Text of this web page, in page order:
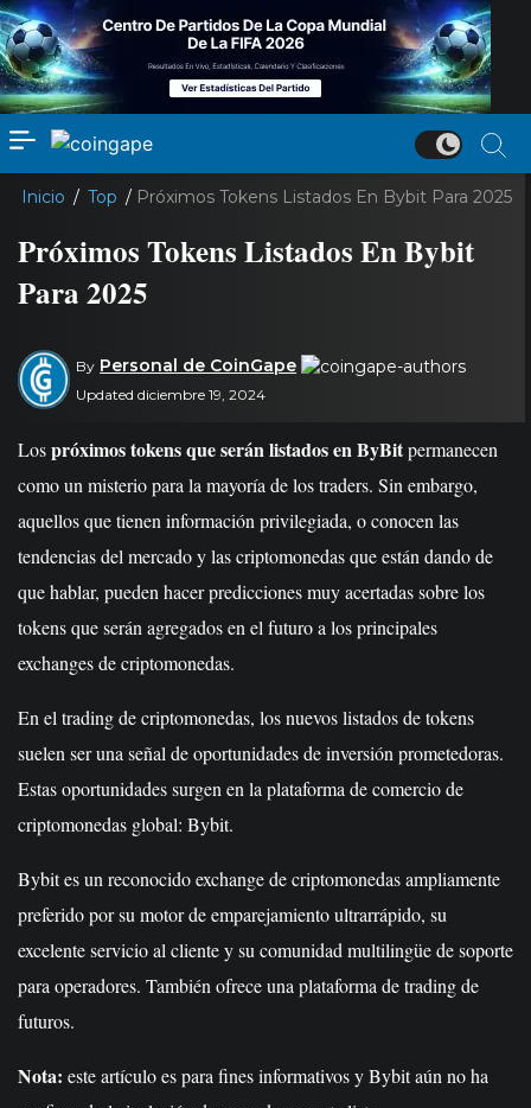
Inicio / Top / Próximos Tokens Listados En Bybit Para 2025
Próximos Tokens Listados En Bybit
Para 2025
By Personal de CoinGape
Updated diciembre 19, 2024
Lospróximos tokens que serán listados en ByBitpermanecen
como un misterio para la mayoría de los traders. Sin embargo,
aquellos que tienen información privilegiada, o conocen las
tendencias del mercado y las criptomonedas que están dando de
que hablar, pueden hacer predicciones muy acertadas sobre los
tokens que serán agregados en el futuro a los principales
exchanges de criptomonedas.
En el trading de criptomonedas, los nuevos listados de tokens
suelen ser una señal de oportunidades de inversión prometedoras.
Estas oportunidades surgen en la plataforma de comercio de
criptomonedas global: Bybit.
Bybit es un reconocido exchange de criptomonedas ampliamente
preferido por su motor de emparejamiento ultrarrápido, su
excelente servicio al cliente y su comunidad multilingüe de soporte
para operadores. También ofrece una plataforma de trading de
futuros.
Nota: este artículo es para fines informativos y Bybit aún no ha